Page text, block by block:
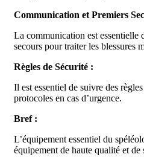
Communication et Premiers
La communication est essentielle
secours pour traiter les blessures
Règles de Sécurité :
Il est essentiel de suivre des
protocoles en cas d’urgence.
Bref :
L’équipement essentiel du
équipement de haute qualité et